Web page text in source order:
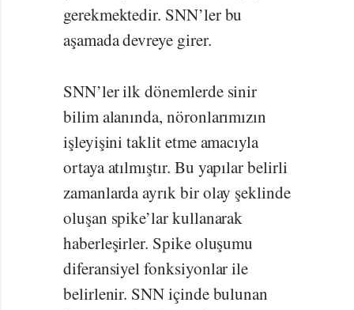
gerekmektedir. SNN’ler bu
aşamada devreye girer.
SNN’ler ilk dönemlerde sinir
bilim alanında, nöronlarımızın
işleyişini taklit etme amacıyla
ortaya atılmıştır. Bu yapılar belirli
zamanlarda ayrık bir olay şeklinde
oluşan spike’lar kullanarak
haberleşirler. Spike oluşumu
diferansiyel fonksiyonlar ile
belirlenir. SNN içinde bulunan